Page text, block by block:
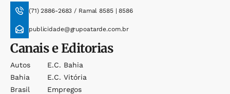
(71) 2886-2683 / Ramal 8585 | 8586
publicidade@grupoatarde.com.br
Canais e Editorias
Autos
Bahia
Brasil
E.c. Bahia
E.c. Vitória
Empregos